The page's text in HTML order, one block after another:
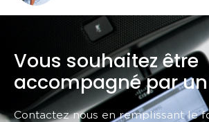
Vous souhaitez être
accompagné par un
Contactez nous en remplissant le